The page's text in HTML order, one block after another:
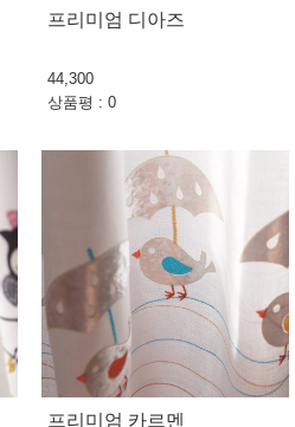
프리미엄 디아즈
44,300
상품평 : 0
프리미엄 카르멘